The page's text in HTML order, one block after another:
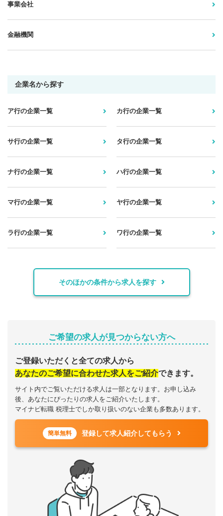
事業会社
金融機関
企業名から探す
ア行の企業一覧 カ行の企業一覧
サ行の企業一覧 タ行の企業一覧
ナ行の企業一覧 ハ行の企業一覧
マ行の企業一覧 ヤ行の企業一覧
ラ行の企業一覧 ワ行の企業一覧
そのほかの条件から求人を探す
ご希望の求人が見つからない方へ
ご登録いただくと全ての求人から
あなたのご希望に合わせた求人をご紹介できます。
サイト内でご覧いただける求人は一部となります。お申し込み
後、あなたにぴったりの求人をご紹介いたします。
マイナビ転職 税理士でしか取り扱いのない企業も多数あります。
簡単無料 登録して求人紹介してもらう